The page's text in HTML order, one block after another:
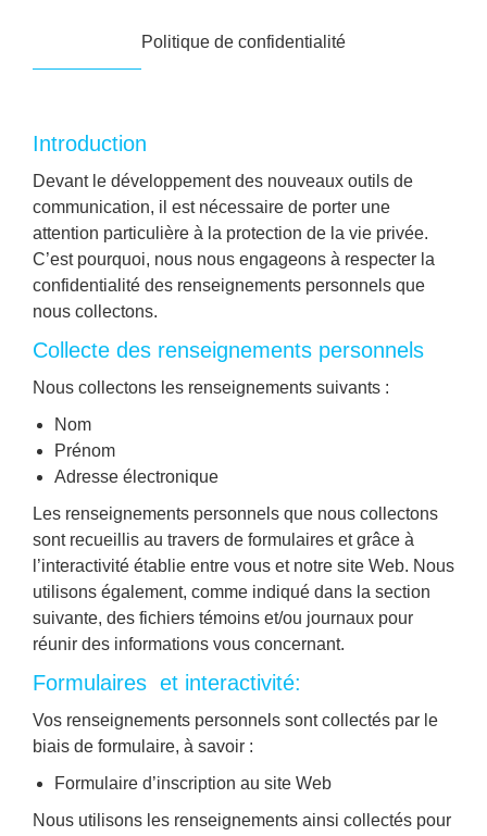
Politique de confidentialité
Introduction
Devant le développement des nouveaux outils de
communication, il est nécessaire de porter une
attention particulière à la protection de la vie privée.
C’est pourquoi, nous nous engageons à respecter la
confidentialité des renseignements personnels que
nous collectons.
Collecte des renseignements personnels
Nous collectons les renseignements suivants :
Nom
Prénom
Adresse électronique
Les renseignements personnels que nous collectons
sont recueillis au travers de formulaires et grâce à
l’interactivité établie entre vous et notre site Web. Nous
utilisons également, comme indiqué dans la section
suivante, des fichiers témoins et/ou journaux pour
réunir des informations vous concernant.
Formulaires et interactivité:
Vos renseignements personnels sont collectés par le
biais de formulaire, à savoir :
Formulaire d’inscription au site Web
Nous utilisons les renseignements ainsi collectés pour